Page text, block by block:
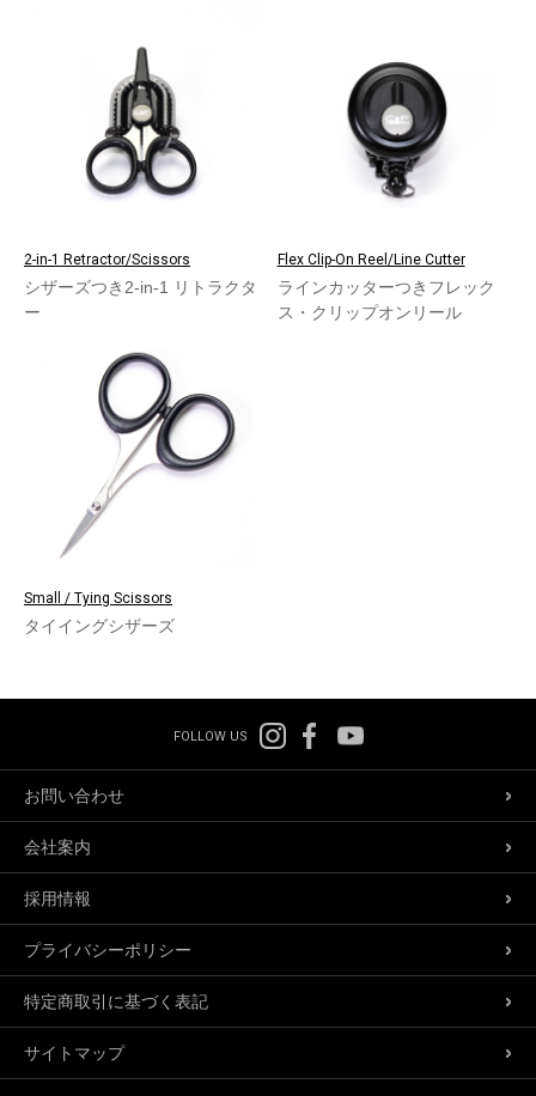
2-in-1 Retractor/Scissors
シザーズつき2-in-1 リトラクタ
ー
Flex Clip-On Reel/Line Cutter
ラインカッターつきフレック
ス・クリップオンリール
Small / Tying Scissors
タイイングシザーズ
FOLLOW US
お問い合わせ
会社案内
採用情報
プライバシーポリシー
特定商取引に基づく表記
サイトマップ